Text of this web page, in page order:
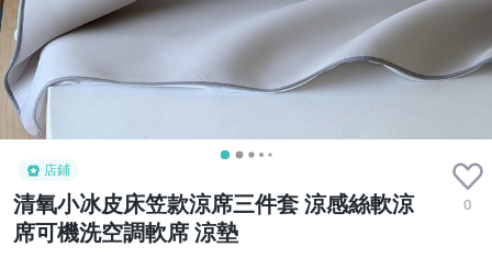
店鋪
清氧小冰皮床笠款涼席三件套 涼感絲軟涼
席可機洗空調軟席 涼墊
0